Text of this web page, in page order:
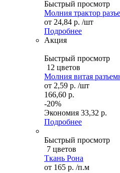
Быстрый просмотр
Молния трактор
от 24,84 р. /шт
Подробнее
Акция
Быстрый просмотр
12 цветов
Молния витая
от 2,59 р. /шт
166,60 р.
-20%
Экономия 33,32 р.
Подробнее
Быстрый просмотр
7 цветов
Ткань Рона
от 165 р. /п.м